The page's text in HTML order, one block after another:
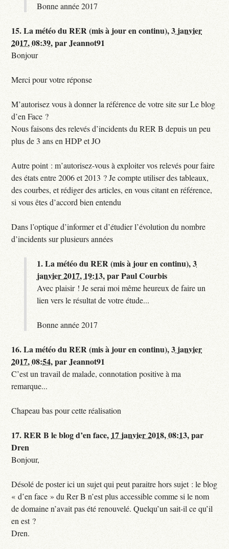
Bonne année 2017
15.La météo du RER (mis à jour en continu),3 janvier
2017, 08:39,parJeannot91
Bonjour
Merci pour votre réponse
M’autorisez vous à donner la référence de votre site sur Le blog
d’en Face ?
Nous faisons des relevés d’incidents du RER B depuis un peu
plus de 3 ans en HDP et JO
Autre point : m’autorisez-vous à exploiter vos relevés pour faire
des états entre 2006 et 2013 ? Je compte utiliser des tableaux,
des courbes, et rédiger des articles, en vous citant en référence,
si vous êtes d’accord bien entendu
Dans l’optique d’informer et d’étudier l’évolution du nombre
d’incidents sur plusieurs années
1.La météo du RER (mis à jour en continu),3
janvier 2017, 19:13,parPaul Courbis
Avec plaisir ! Je serai moi même heureux de faire un
lien vers le résultat de votre étude...
Bonne année 2017
16.La météo du RER (mis à jour en continu),3 janvier
2017, 08:54,parJeannot91
C’est un travail de malade, connotation positive à ma
remarque...
Chapeau bas pour cette réalisation
17.RER B le blog d’en face, 17 janvier 2018, 08:13,par
Dren
Bonjour,
Désolé de poster ici un sujet qui peut paraitre hors sujet : le blog
« d’en face » du Rer B n’est plus accessible comme si le nom
de domaine n’avait pas été renouvelé. Quelqu’un sait-il ce qu’il
en est ?
Dren.